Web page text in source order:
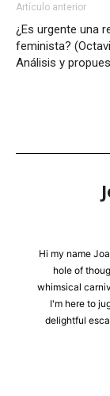
Artículo anterior
¿Es urgente una
feminista?
Análisis y
Hi my name
hole of
whimsical
I'm here to
delightful